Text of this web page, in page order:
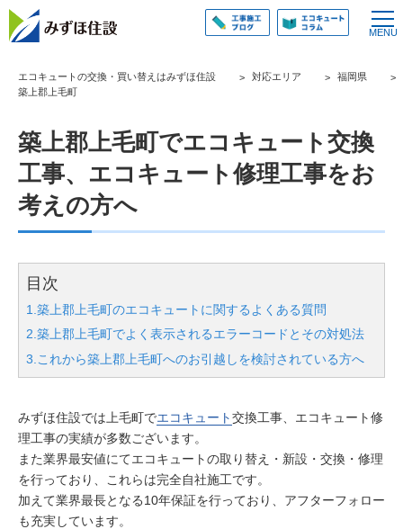
エコキュートの交換・買い替えはみずほ住設 対応エリア
福岡県
築上郡上毛町
築上郡上毛町でエコキュート交換
工事、エコキュート修理工事をお
考えの方へ
目次
1.築上郡上毛町のエコキュートに関するよくある質問
2.築上郡上毛町でよく表示されるエラーコードとその対処法
3.これから築上郡上毛町へのお引越しを検討されている方へ
みずほ住設では上毛町でエコキュート交換工事、エコキュート修
理工事の実績が多数ございます。
また業界最安値にてエコキュートの取り替え・新設・交換・修理
を行っており、これらは完全自社施工です。
加えて業界最長となる10年保証を行っており、アフターフォロー
も充実しています。